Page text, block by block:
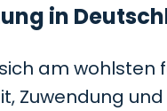
in
am wohlsten
Zuwendung